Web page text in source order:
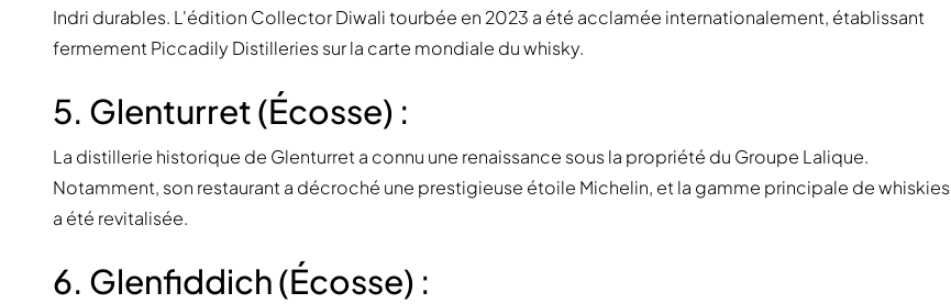
Indri durables. L'édition Collector Diwali tourbée en 2023 a été acclamée internationalement, établissant
fermement Piccadily Distilleries sur la carte mondiale du whisky.
5. Glenturret (Écosse) :
La distillerie historique de Glenturret a connu une renaissance sous la propriété du Groupe Lalique.
Notamment, son restaurant a décroché une prestigieuse étoile Michelin, et la gamme principale de whiskies
a été revitalisée.
6. Glenfiddich (Écosse) :